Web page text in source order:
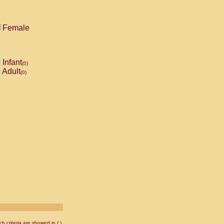
Female
Infant(0)
Adult(0)
criteria are showed in ( ).